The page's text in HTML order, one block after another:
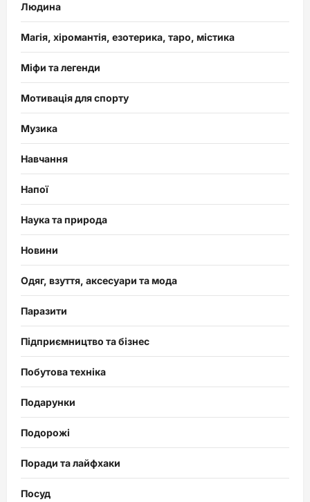
Людина
Магія, хіромантія, езотерика, таро, містика
Міфи та легенди
Мотивація для спорту
Музика
Навчання
Напої
Наука та природа
Новини
Одяг, взуття, аксесуари та мода
Паразити
Підприємництво та бізнес
Побутова техніка
Подарунки
Подорожі
Поради та лайфхаки
Посуд